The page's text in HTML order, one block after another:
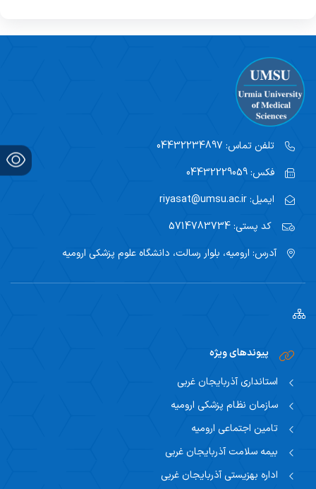
تلفن تماس:
فکس:04432229059
ایمیل:
کد پستی:
آدرس: ارومیه، بلوار رسالت، دانشگاه علوم پزشکی ارومیه
پیوندهای ویژه
استانداری آذربایجان غربی
سازمان نظام پزشکی ارومیه
تامین اجتماعی ارومیه
بیمه سلامت آذربایجان غربی
اداره بهزیستی آذربایجان غربی